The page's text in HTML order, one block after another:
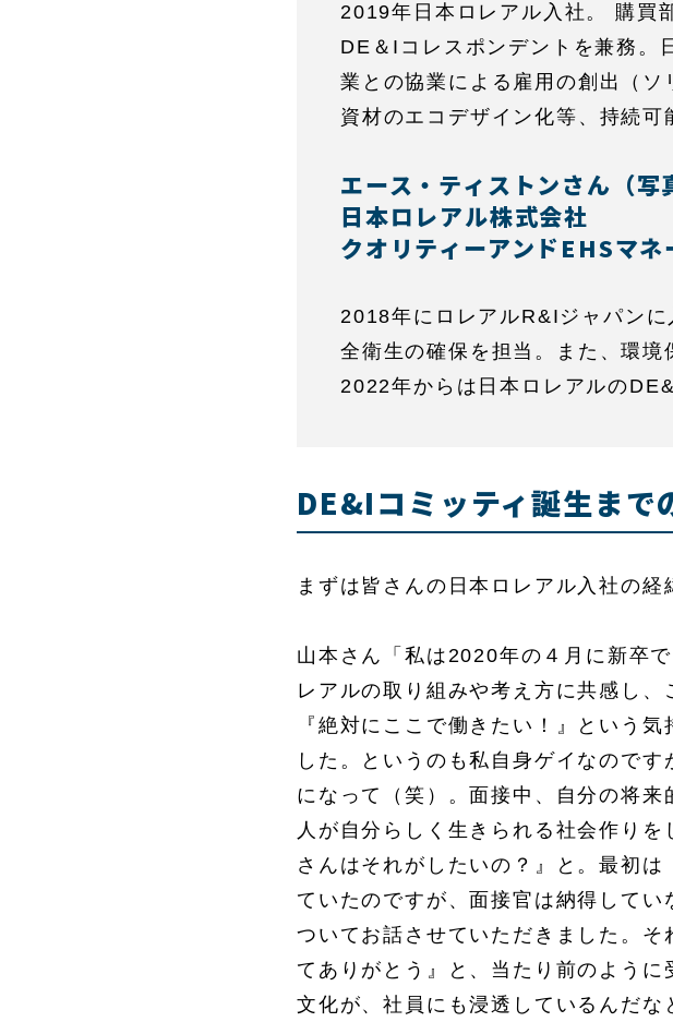
2019年日本ロレアル入社。 購買
DE＆Iコレスポンデントを兼務。
業との協業による雇用の創出（
資材のエコデザイン化等、持続可
エース・ティストンさん（写
日本ロレアル株式会社
クオリティーアンドEHSマネ
2018年にロレアルR&Iジャパン
全衛生の確保を担当。また、環境
2022年からは日本ロレアルの
DE&Iコミッティ誕生まで
まずは皆さんの日本ロレアル入社の経
山本さん「私は2020年の４月に新卒
レアルの取り組みや考え方に共感し
『絶対にここで働きたい！』という
した。というのも私自身ゲイなので
になって（笑）。面接中、自分の将
人が自分らしく生きられる社会作り
さんはそれがしたいの？』と。最初
ていたのですが、面接官は納得して
ついてお話させていただきました。
てありがとう』と、当たり前のよう
文化が、社員にも浸透しているんだな